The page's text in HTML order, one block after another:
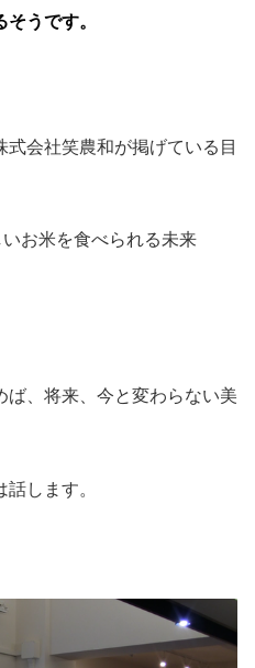
うです。
会社笑農和が掲げている目
お米を食べられる未来
、将来、今と変わらない美
します。